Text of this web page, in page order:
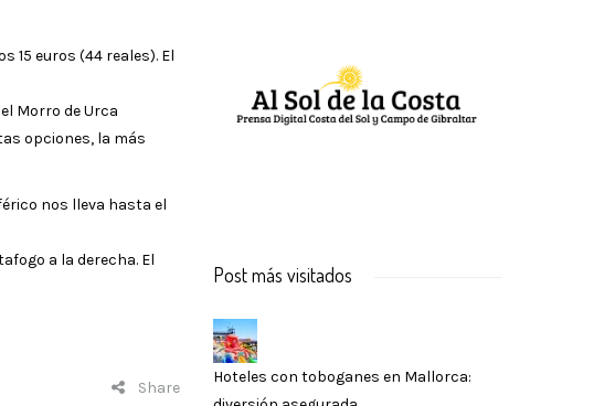
15 euros (44 reales). El
Morro de Urca
opciones, la más
nos lleva hasta el
a la derecha. El
Share
Post más visitados
Hoteles con toboganes en Mallorca: